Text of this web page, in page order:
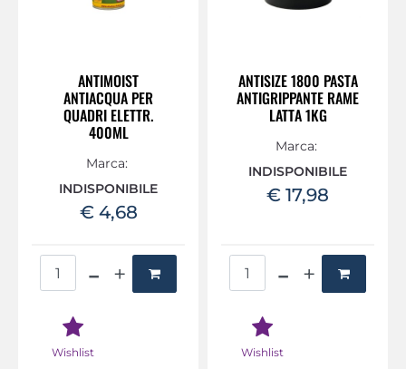
ANTIMOIST
ANTIACQUA PER
QUADRI ELETTR.
400ML
Marca:
INDISPONIBILE
€ 4,68
Wishlist
ANTISIZE 1800 PASTA
ANTIGRIPPANTE RAME
LATTA 1KG
Marca:
INDISPONIBILE
€ 17,98
Wishlist